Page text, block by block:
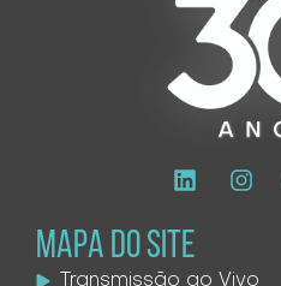
MAPA DO SITE
Transmissão ao Vivo